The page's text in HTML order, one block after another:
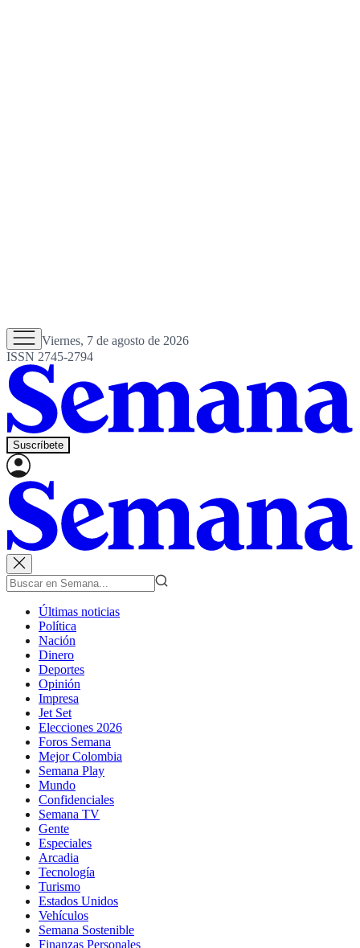
Viernes, 7 de agosto de 2026
ISSN 2745-2794
Suscríbete
Últimas noticias
Política
Nación
Dinero
Deportes
Opinión
Impresa
Jet Set
Elecciones 2026
Foros Semana
Mejor Colombia
Semana Play
Mundo
Confidenciales
Semana TV
Gente
Especiales
Arcadia
Tecnología
Turismo
Estados Unidos
Vehículos
Semana Sostenible
Finanzas Personales